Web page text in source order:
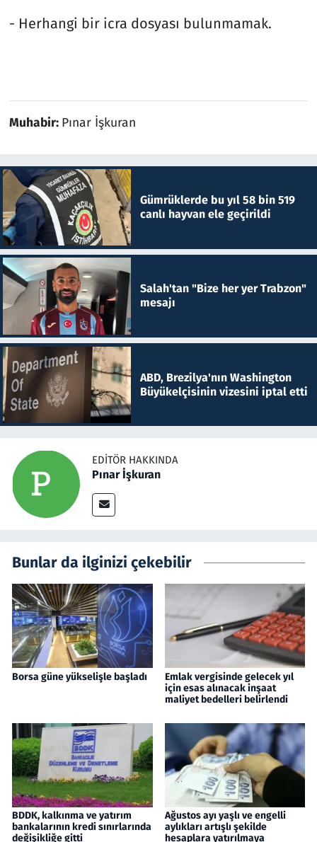
- Herhangi bir icra dosyası bulunmamak.
Muhabir: Pınar İşkuran
Gümrüklerde bu yıl 58 bin 519
canlı hayvan ele geçirildi
Salah'tan "Bize her yer Trabzon"
mesajı
ABD, Brezilya'nın Washington
Büyükelçisinin vizesini iptal etti
EDITÖR HAKKINDA
Pınar İşkuran
Bunlar da ilginizi çekebilir
Borsa güne yükselişle başladı
Emlak vergisinde gelecek yıl
için esas alınacak inşaat
maliyet bedelleri belirlendi
BDDK, kalkınma ve yatırım
bankalarının kredi sınırlarında
değişikliğe gitti
Ağustos ayı yaşlı ve engelli
aylıkları artışlı şekilde
hesaplara yatırılmaya